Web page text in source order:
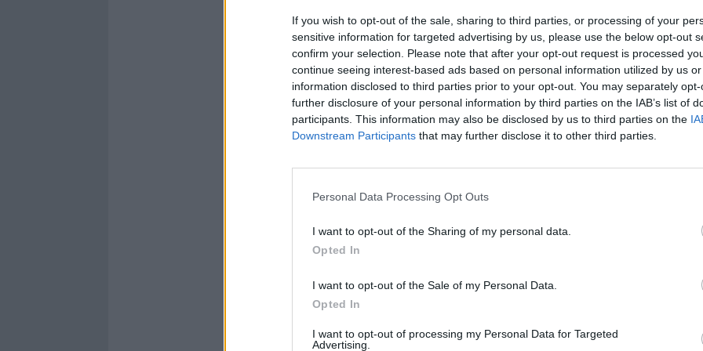
If you wish to opt-out of the sale, sharing to third parties, or processing of your
sensitive information for targeted advertising by us, please use the below opt-out
confirm your selection. Please note that after your opt-out request is processed
continue seeing interest-based ads based on personal information utilized by us
information disclosed to third parties prior to your opt-out. You may separately
further disclosure of your personal information by third parties on the IAB’s list of
participants. This information may also be disclosed by us to third parties on the
Downstream Participants that may further disclose it to other third parties.
Personal Data Processing Opt Outs
I want to opt-out of the Sharing of my personal data.
Opted In
I want to opt-out of the Sale of my Personal Data.
Opted In
I want to opt-out of processing my Personal Data for Targeted
Advertising.
29 Marzo alle ore 07:35 Ti stimo ·
Patella:Buongiorno e buona domenica delle palme. Fai il
bravo bambino!
3
Ti stimo Rispondi